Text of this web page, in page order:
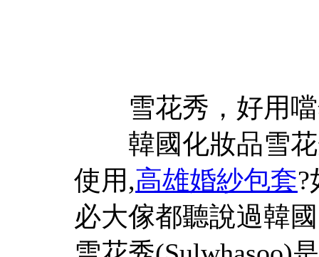
雪花秀，好用噹
韓國化妝品雪花
使用,高雄婚紗包套
必大傢都聽說過韓